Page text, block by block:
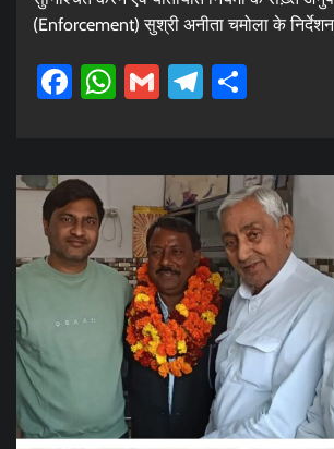
(Enforcement) सुश्री अनीता चमोला के
Facebook
WhatsApp
GmailTelegram